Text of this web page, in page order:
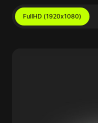
FullHD (1920x1080)